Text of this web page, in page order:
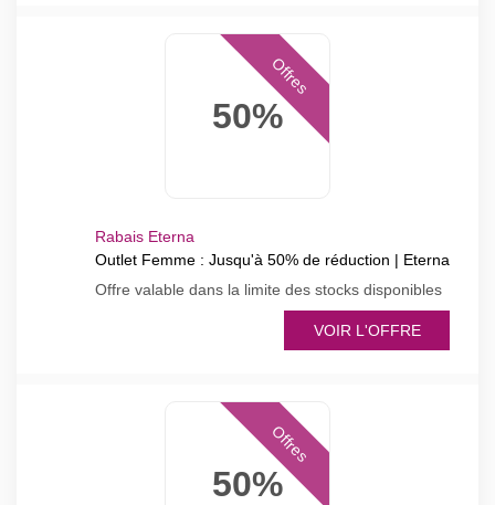
50%
Offres
Rabais Eterna
Outlet Femme : Jusqu'à 50% de réduction | Eterna
Offre valable dans la limite des stocks disponibles
VOIR L'OFFRE
50%
Offres